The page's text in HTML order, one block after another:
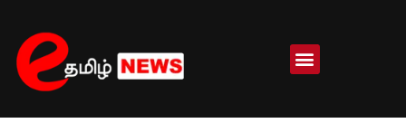
Skip
to
content